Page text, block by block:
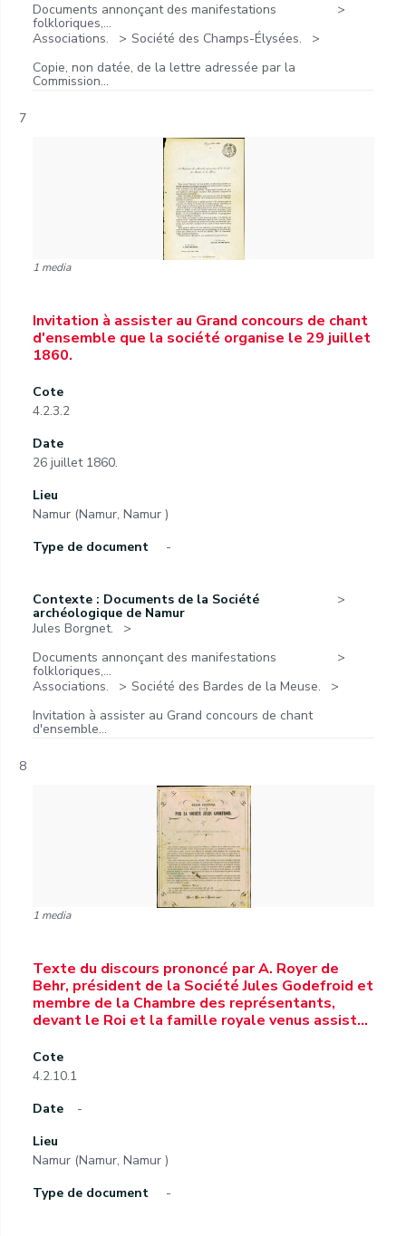
Documents annonçant des manifestations
folkloriques,...
Associations.
Société des Champs-Élysées.
Copie, non datée, de la lettre adressée par la
Commission...
7
1 media
Invitation à assister au Grand concours de chant
d'ensemble que la société organise le 29 juillet
1860.
Cote
4.2.3.2
Date
26 juillet 1860.
Lieu
Namur (Namur, Namur )
Type de document
-
Contexte : Documents de la Société
archéologique de Namur
Jules Borgnet.
Documents annonçant des manifestations
folkloriques,...
Associations.
Société des Bardes de la Meuse.
Invitation à assister au Grand concours de chant
d'ensemble...
8
1 media
Texte du discours prononcé par A. Royer de
Behr, président de la Société Jules Godefroid et
membre de la Chambre des représentants,
devant le Roi et la famille royale venus assist…
Cote
4.2.10.1
Date
-
Lieu
Namur (Namur, Namur )
Type de document
-